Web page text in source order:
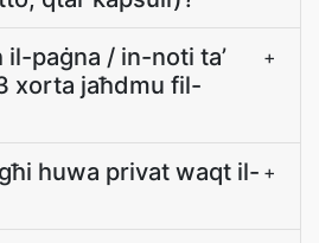
il-paġna / in-noti ta’
xorta jaħdmu fil-
+
huwa privat waqt il- +